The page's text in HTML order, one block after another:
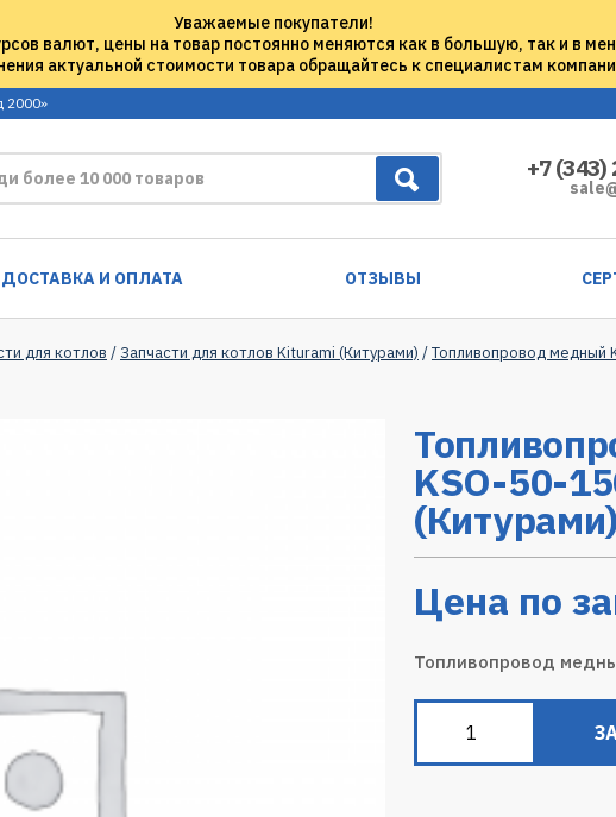
Уважаемые покупатели!
валют, цены на товар постоянно меняются как в большую, так и в
актуальной стоимости товара обращайтесь к специалистам
2000»
+7 (343)
ДОСТАВКА И ОПЛАТА ОТЗЫВЫ
для котлов /Запчасти для котлов Kiturami (Китурами) /Топливопровод медный
KSO-50-
(Китурами)
Цена по
Топливопровод